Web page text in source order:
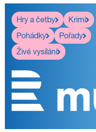
Hry a četby
Krimi
Pohádky
Pořady
Živé vysílání